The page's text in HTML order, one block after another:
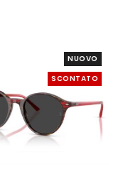
NUOVO
SCONTATO